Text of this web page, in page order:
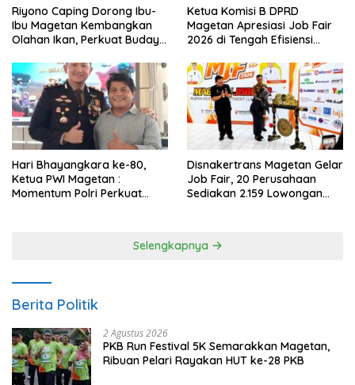
Riyono Caping Dorong Ibu-
Ibu Magetan Kembangkan
Olahan Ikan, Perkuat Budaya
Ketua Komisi B DPRD
Magetan Apresiasi Job Fair
2026 di Tengah Efisiensi
Hari Bhayangkara ke-80,
Ketua PWI Magetan :
Momentum Polri Perkuat
Disnakertrans Magetan Gelar
Job Fair, 20 Perusahaan
Sediakan 2.159 Lowongan
Selengkapnya
Berita Politik
2 Agustus 2026
PKB Run Festival 5K Semarakkan Magetan,
Ribuan Pelari Rayakan HUT ke-28 PKB